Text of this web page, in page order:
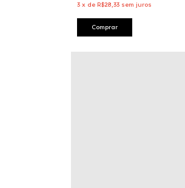
3 x de R$28,33 sem juros
Comprar